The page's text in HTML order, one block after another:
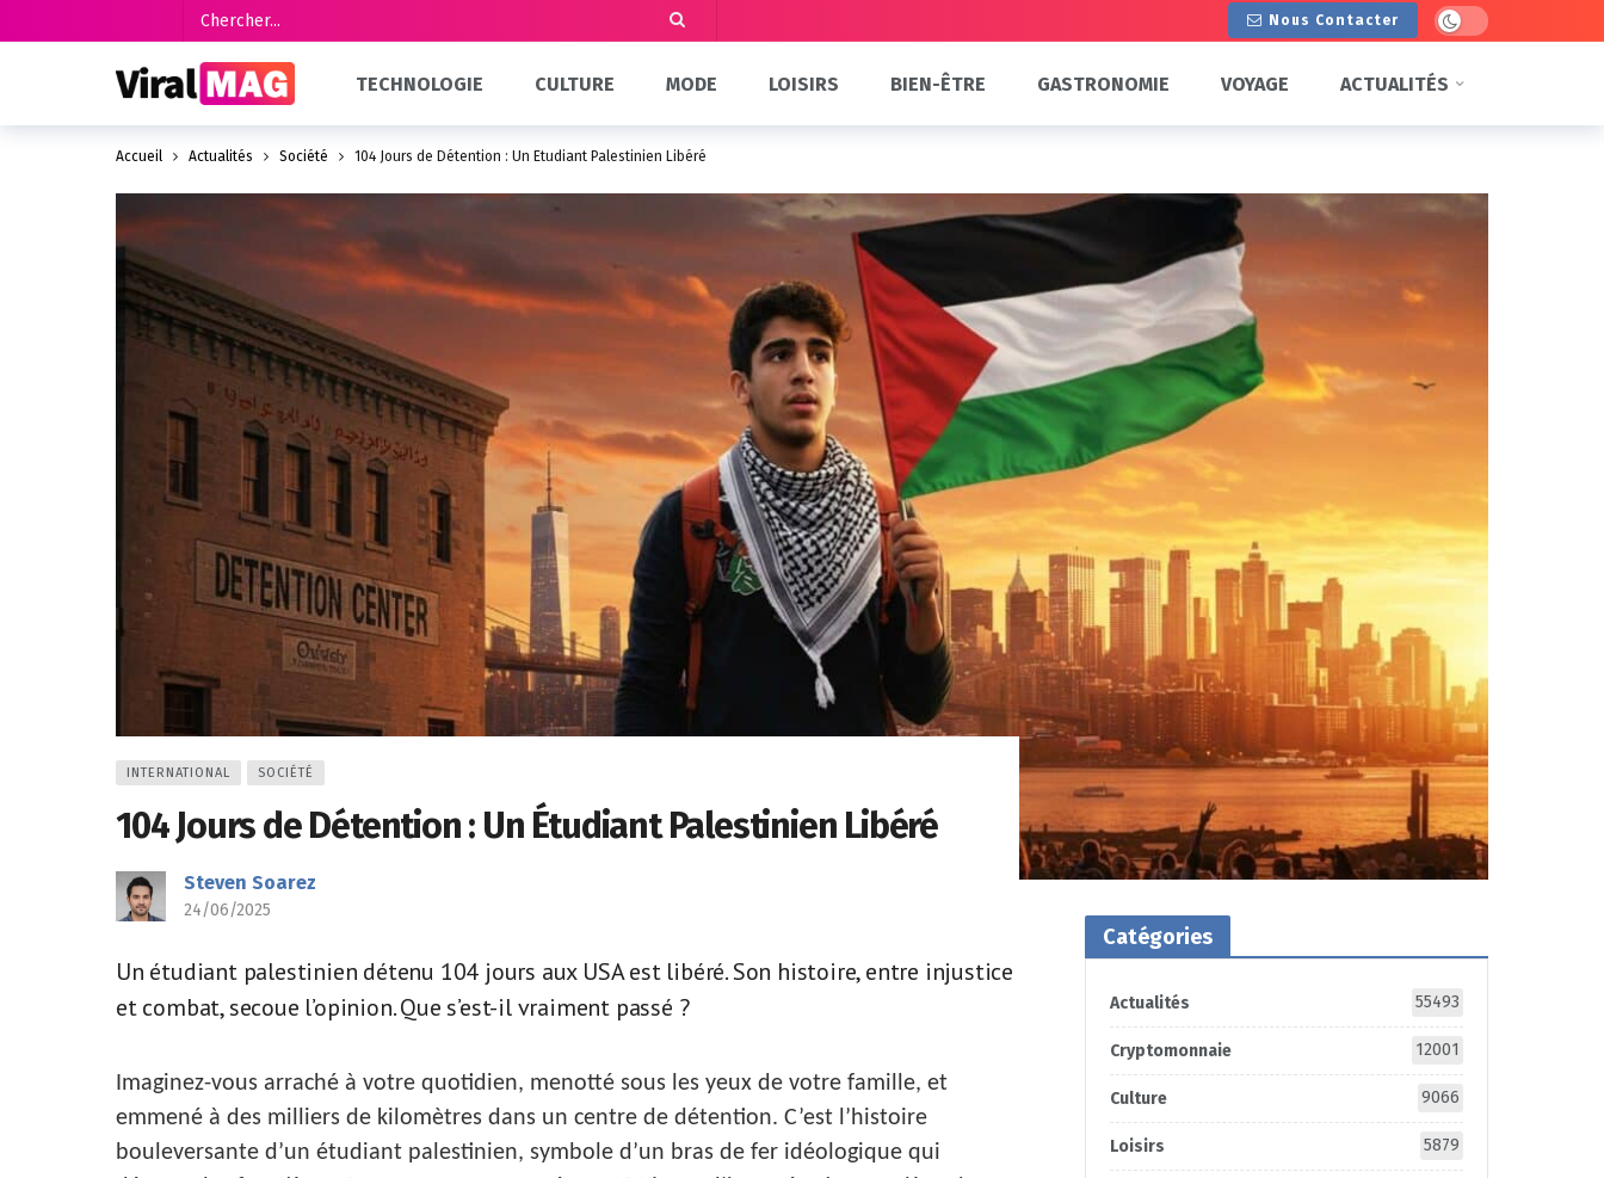
Nous Contacter Dark mode
TECHNOLOGIE CULTURE MODE LOISIRS BIEN-ÊTRE GASTRONOMIE VOYAGE ACTUALITÉS
Accueil Actualités Société 104 Jours de Détention : Un Étudiant Palestinien Libéré
INTERNATIONAL SOCIÉTÉ
104 Jours de Détention : Un Étudiant Palestinien Libéré
Steven Soarez
24/06/2025
Un étudiant palestinien détenu 104 jours aux USA est libéré. Son histoire, entre injustice
et combat, secoue l’opinion. Que s’est-il vraiment passé ?
Imaginez-vous arraché à votre quotidien, menotté sous les yeux de votre famille, et
emmené à des milliers de kilomètres dans un centre de détention. C’est l’histoire
bouleversante d’un étudiant palestinien, symbole d’un bras de fer idéologique qui
Catégories
Actualités 55493
Cryptomonnaie 12001
Culture 9066
Loisirs 5879